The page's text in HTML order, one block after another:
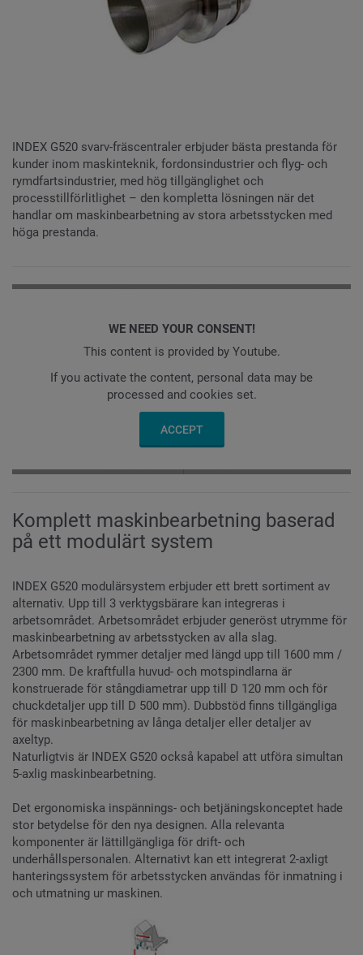
INDEX G520 svarv-fräscentraler erbjuder bästa prestanda för
kunder inom maskinteknik, fordonsindustrier och flyg- och
rymdfartsindustrier, med hög tillgänglighet och
processtillförlitlighet – den kompletta lösningen när det
handlar om maskinbearbetning av stora arbetsstycken med
höga prestanda.
WE NEED YOUR CONSENT!
This content is provided by Youtube.
If you activate the content, personal data may be
processed and cookies set.
ACCEPT
Komplett maskinbearbetning baserad
på ett modulärt system
INDEX G520 modulärsystem erbjuder ett brett sortiment av
alternativ. Upp till 3 verktygsbärare kan integreras i
arbetsområdet. Arbetsområdet erbjuder generöst utrymme för
maskinbearbetning av arbetsstycken av alla slag.
Arbetsområdet rymmer detaljer med längd upp till 1600 mm /
2300 mm. De kraftfulla huvud- och motspindlarna är
konstruerade för stångdiametrar upp till D 120 mm och för
chuckdetaljer upp till D 500 mm). Dubbstöd finns tillgängliga
för maskinbearbetning av långa detaljer eller detaljer av
axeltyp.
Naturligtvis är INDEX G520 också kapabel att utföra simultan
5-axlig maskinbearbetning.
Det ergonomiska inspännings- och betjäningskonceptet hade
stor betydelse för den nya designen. Alla relevanta
komponenter är lättillgängliga för drift- och
underhållspersonalen. Alternativt kan ett integrerat 2-axligt
hanteringssystem för arbetsstycken användas för inmatning i
och utmatning ur maskinen.